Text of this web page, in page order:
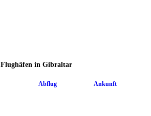
Flughäfen in Gibraltar
Abflug Ankunft